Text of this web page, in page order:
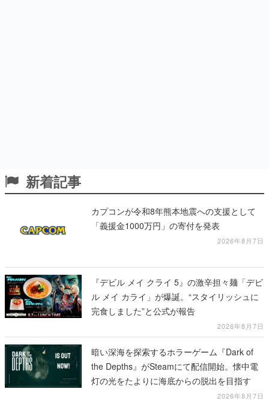
新着記事
カプコンが令和8年熊本地震への支援として
「義援金1000万円」の寄付を発表
2026年8月7日
『デビル メイ クライ 5』の激辛担々麺「デビ
ル メイ カライ」が爆誕。“スタイリッシュに
完食しました”と公式が報告
2026年8月7日
暗い深海を探索するホラーゲーム『Dark of
the Depths』がSteamにて配信開始。懐中電
灯の光をたよりに海底からの脱出を目指す
2026年8月7日